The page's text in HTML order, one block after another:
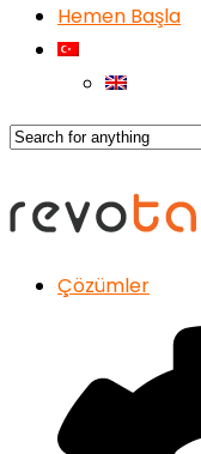
Hemen Başla
Çözümler